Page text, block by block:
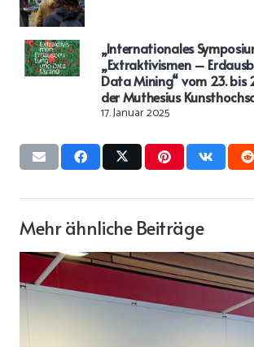
„Internationales
„Extraktivismen –
Data Mining“ vom 23. bis
der Muthesius
17. Januar 2025
Mehr ähnliche Beiträge